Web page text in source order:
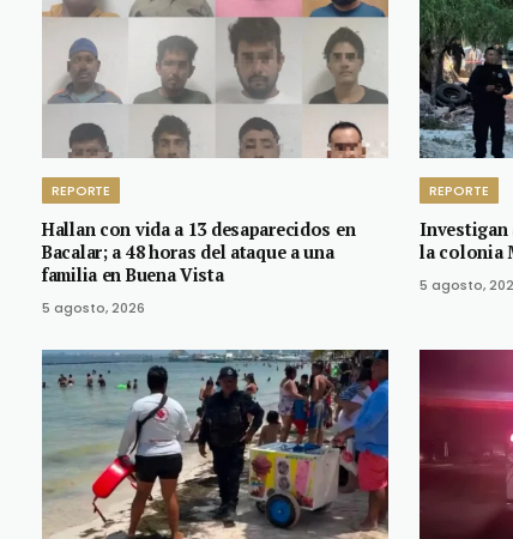
REPORTE
Hallan con vida a 13 desaparecidos en
Bacalar; a 48 horas del ataque a una
familia en Buena Vista
5 agosto, 2026
REPORTE
Investigan
la colonia
5 agosto,